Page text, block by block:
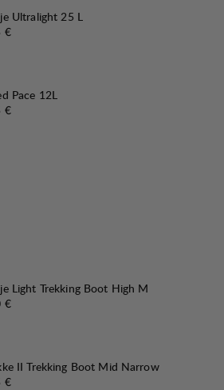
Ultralight 25 L
€
Pace 12L
€
Light Trekking Boot High M
€
II Trekking Boot Mid Narrow
€